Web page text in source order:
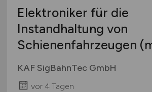
Elektroniker für die
Instandhaltung von
Schienenfahrzeugen
KAF SigBahnTec GmbH
vor 4 Tagen